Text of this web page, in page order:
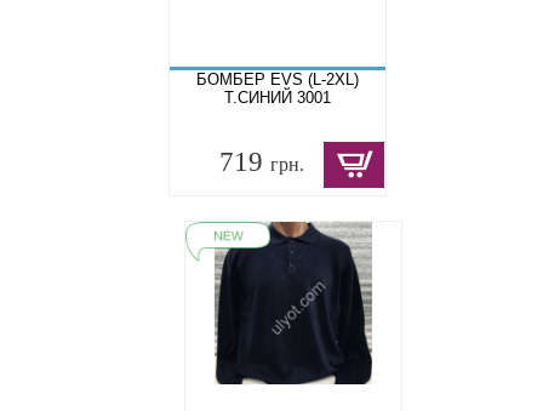
БОМБЕР EVS (L-2XL)
Т.СИНИЙ 3001
719 грн.